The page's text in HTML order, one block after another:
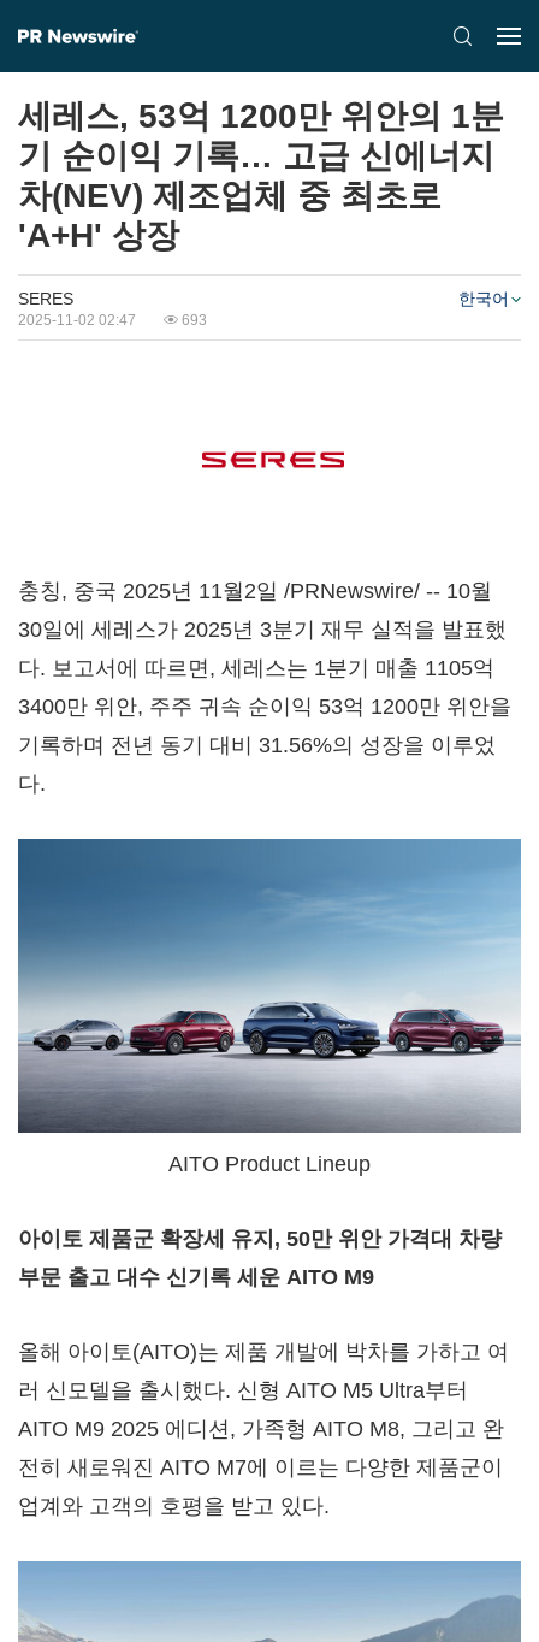
세레스, 53억 1200만 위안의 1분
기 순이익 기록… 고급 신에너지
차(NEV) 제조업체 중 최초로
'A+H' 상장
SERES
2025-11-02 02:47 693
한국어
충칭, 중국 2025년 11월2일 /PRNewswire/ -- 10월
30일에 세레스가 2025년 3분기 재무 실적을 발표했
다. 보고서에 따르면, 세레스는 1분기 매출 1105억
3400만 위안, 주주 귀속 순이익 53억 1200만 위안을
기록하며 전년 동기 대비 31.56%의 성장을 이루었
다.
AITO Product Lineup
아이토 제품군 확장세 유지 , 50만 위안 가격대 차량
부문 출고 대수 신기록 세운 AITO M9
올해 아이토(AITO)는 제품 개발에 박차를 가하고 여
러 신모델을 출시했다. 신형 AITO M5 Ultra부터
AITO M9 2025 에디션, 가족형 AITO M8, 그리고 완
전히 새로워진 AITO M7에 이르는 다양한 제품군이
업계와 고객의 호평을 받고 있다.